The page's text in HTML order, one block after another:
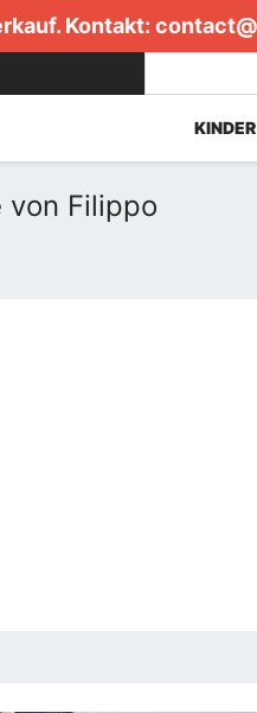
Kontakt:
KINDER
von Filippo